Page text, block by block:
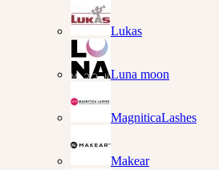
Lukas
Luna moon
MagniticaLashes
Makear